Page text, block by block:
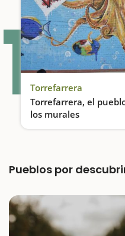
1Torrefarrera
Torrefarrera, el
los murales
Pueblos por